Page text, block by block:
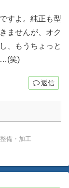
すよ。純正も型
ませんが、オク
、もうちょっと
…(笑)
返信
備・加工